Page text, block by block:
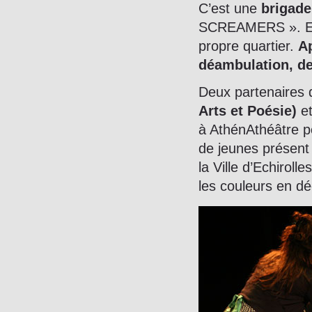
C’est une
SCREAMERS ».
propre quartier.
déambulation,
Deux partenaires
Arts et Poésie)
à AthénAthéâtre
de jeunes
la Ville
les couleurs en